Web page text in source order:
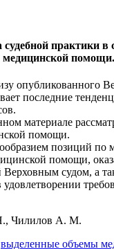
судебной практики
медицинской помощи.
опубликованного
последние
материале
помощи.
позиций по
помощи,
судом, а
удовлетворении
Чилилов А. М.
выделенные объемы